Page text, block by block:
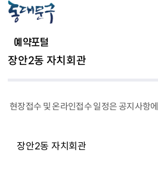
예약포털
장안2동 자치회관
현장접수 및 온라인접수 일정은 공지사항
장안2동 자치회관